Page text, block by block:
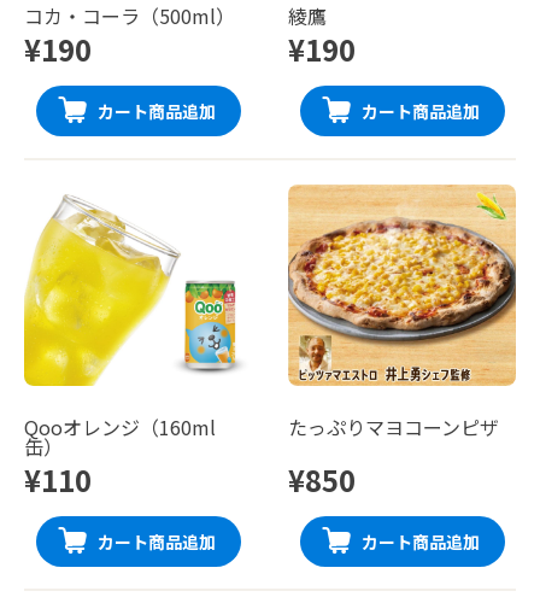
コカ・コーラ（500ml）
¥190
カート商品追加
綾鷹
¥190
カート商品追加
Qooオレンジ（160ml
缶）
¥110
カート商品追加
たっぷりマヨコーンピザ
¥850
カート商品追加